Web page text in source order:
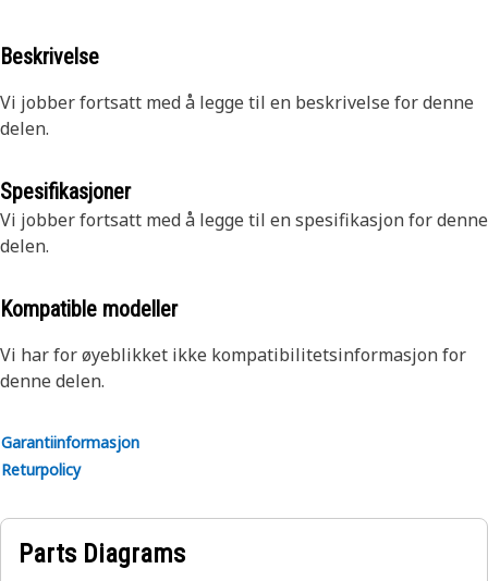
Beskrivelse
Vi jobber fortsatt med å legge til en beskrivelse for denne
delen.
Spesifikasjoner
Vi jobber fortsatt med å legge til en spesifikasjon for denne
delen.
Kompatible modeller
Vi har for øyeblikket ikke kompatibilitetsinformasjon for
denne delen.
Garantiinformasjon
Returpolicy
Parts Diagrams